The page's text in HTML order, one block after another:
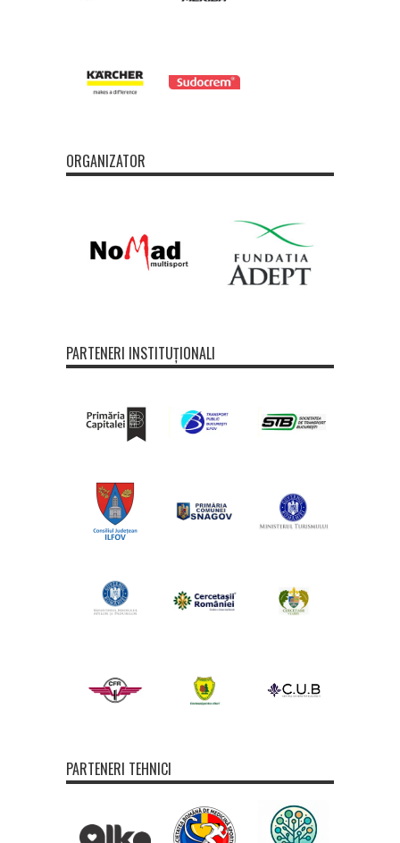
ORGANIZATOR
PARTENERI INSTITUȚIONALI
PARTENERI TEHNICI